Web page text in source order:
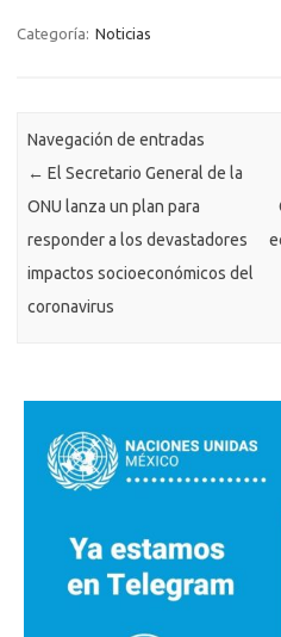
Categoría: Noticias
Navegación de entradas
← El Secretario General de la
ONU lanza un plan para
responder a los devastadores
impactos socioeconómicos del
coronavirus